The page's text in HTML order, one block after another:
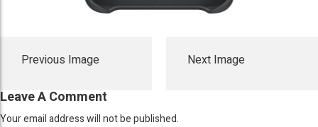
Previous Image Next Image
Leave A Comment
Your email address will not be published.